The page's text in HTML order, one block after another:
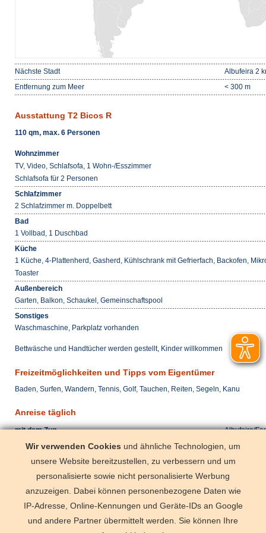
Nächste Stadt
Albufeira 2
Entfernung zum Meer
< 300 m
Ausstattung T2 Bicos R
110 qm, max. 6 Personen
Wohnzimmer
TV, Video, Schlafsofa, 1 Wohn-/Esszimmer
Schlafsofa für 2 Personen
Schlafzimmer
2 Schlafzimmer m. Doppelbett
Bad
1 Vollbad, 1 Duschbad
Küche
1 Küche, 4-Plattenherd, Gasherd, Kühlschrank mit Gefrierfach, Backofen,
Toaster
Außenbereich
Garten, Balkon, Schaukel, Gemeinschaftspool
Sonstiges
Waschmaschine, Parkplatz vorhanden
Bettwäsche und Handtücher werden gestellt, Kinder willkommen
Freizeitmöglichkeiten und Tipps vom Eigentümer
Baden, Surfen, Wandern, Tennis, Golf, Tauchen, Reiten, Segeln, Kanu
Anreise täglich
mit dem Zug
Albufeira/
mit dem Pkw
A22
mit dem Flugzeug
Faro (< 30
Check-in ab 16:00 Uhr | Check-out bis 11:00 Uhr
Deutschland Florida
Wir verwenden Cookies und ähnliche Technologien, um
unsere Website bereitzustellen, zu verbessern und um
personalisierte sowie nicht personalisierte Werbung
anzuzeigen. Dabei können personenbezogene Daten wie
IP-Adresse, Online-Kennungen und Geräte-IDs an Google
und andere Partner übermittelt werden. Sie können Ihre